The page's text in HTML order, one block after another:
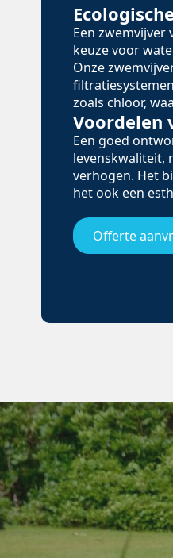
Een zwemvijver
keuze voor
Onze
zoals chloor,
Voordelen
Een goed
levenskwaliteit,
verhogen. Het
het ook een
Offerte